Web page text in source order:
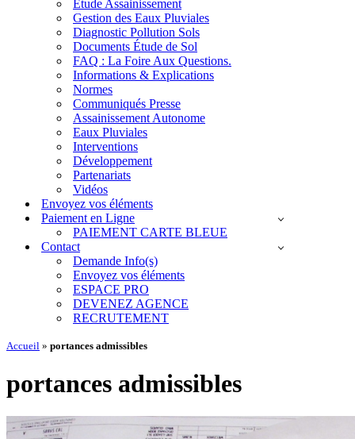
Étude Assainissement
Gestion des Eaux Pluviales
Diagnostic Pollution Sols
Documents Étude de Sol
FAQ : La Foire Aux Questions.
Informations & Explications
Normes
Communiqués Presse
Assainissement Autonome
Eaux Pluviales
Interventions
Développement
Partenariats
Vidéos
Envoyez vos éléments
Paiement en Ligne
PAIEMENT CARTE BLEUE
Contact
Demande Info(s)
Envoyez vos éléments
ESPACE PRO
DEVENEZ AGENCE
RECRUTEMENT
Accueil » portances admissibles
portances admissibles